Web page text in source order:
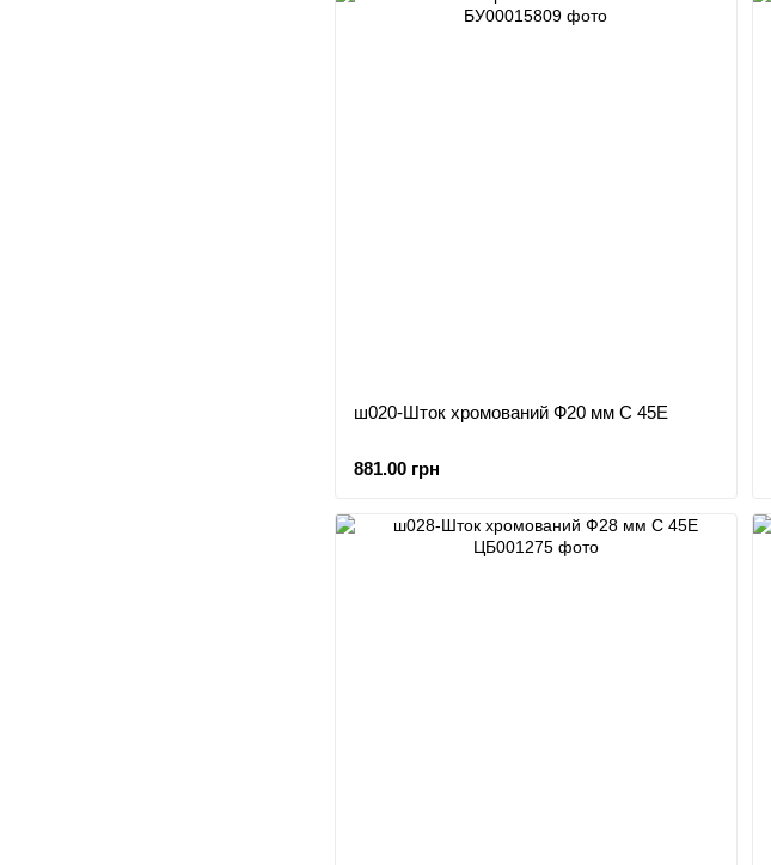
ш020-Шток хромований Ф20 мм С 45Е
881.00 грн